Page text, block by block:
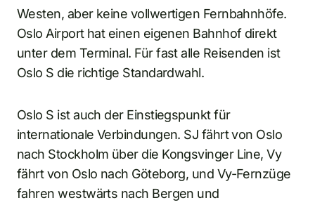
Westen, aber keine vollwertigen Fernbahnhöfe.
Oslo Airport hat einen eigenen Bahnhof direkt
unter dem Terminal. Für fast alle Reisenden ist
Oslo S die richtige Standardwahl.
Oslo S ist auch der Einstiegspunkt für
internationale Verbindungen. SJ fährt von Oslo
nach Stockholm über die Kongsvinger Line, Vy
fährt von Oslo nach Göteborg, und Vy-Fernzüge
fahren westwärts nach Bergen und